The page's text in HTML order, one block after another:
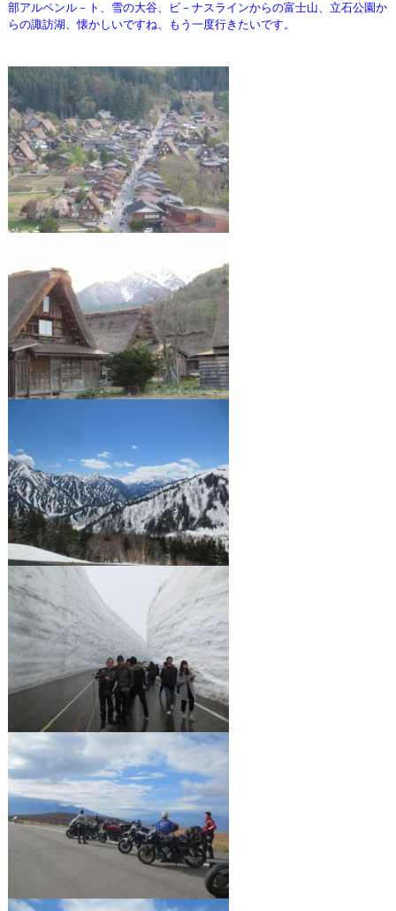
部アルペンル－ト、雪の大谷、ビ－ナスラインからの富士山、立石公園か
らの諏訪湖、懐かしいですね、もう一度行きたいです。